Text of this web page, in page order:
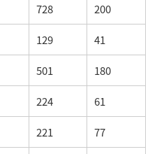
728 200
129 41
501 180
224 61
221 77